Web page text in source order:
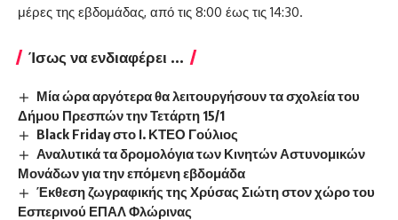
μέρες της εβδομάδας, από τις 8:00 έως τις 14:30.
Ίσως να ενδιαφέρει ...
Μία ώρα αργότερα θα λειτουργήσουν τα σχολεία του
Δήμου Πρεσπών την Τετάρτη 15/1
Black Friday στο Ι. ΚΤΕΟ Γούλιος
Αναλυτικά τα δρομολόγια των Κινητών Αστυνομικών
Μονάδων για την επόμενη εβδομάδα
Έκθεση ζωγραφικής της Χρύσας Σιώτη στον χώρο του
Εσπερινού ΕΠΑΛ Φλώρινας